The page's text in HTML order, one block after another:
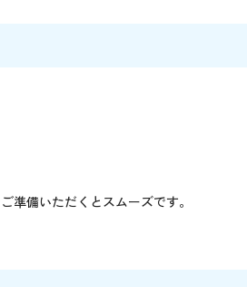
準備いただくとスムーズです。